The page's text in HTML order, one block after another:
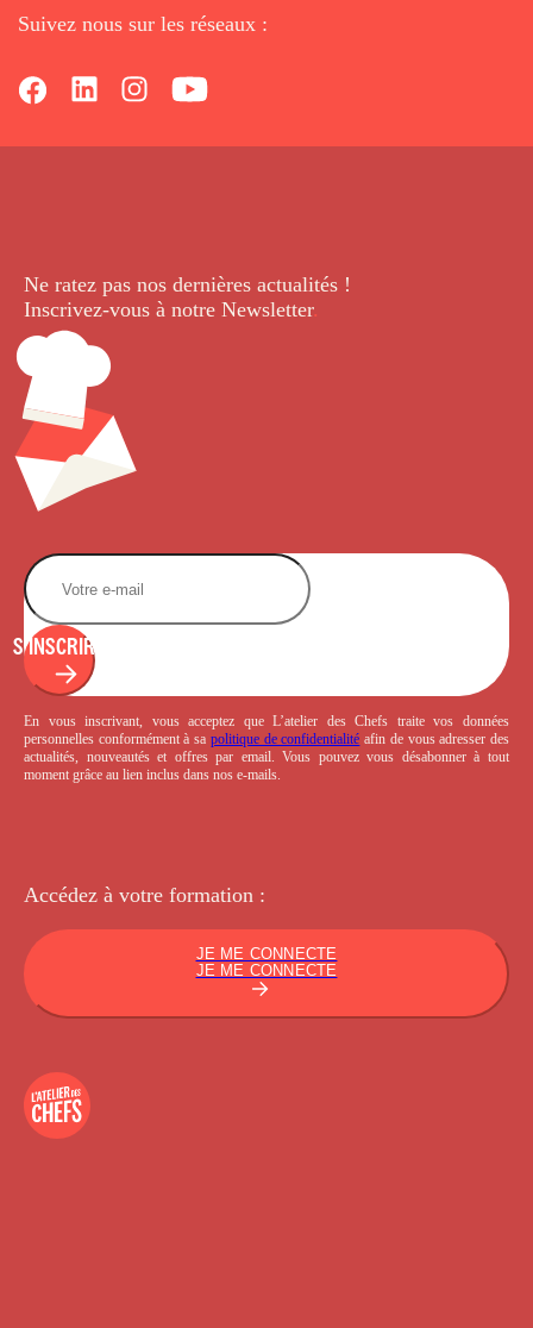
Suivez nous sur les réseaux :
Ne ratez pas nos dernières actualités !
Inscrivez-vous à notre Newsletter.
S'INSCRIRE
En vous inscrivant, vous acceptez que L’atelier des Chefs traite vos données
personnelles conformément à sa politique de confidentialité afin de vous adresser des
actualités, nouveautés et offres par email. Vous pouvez vous désabonner à tout
moment grâce au lien inclus dans nos e-mails.
Accédez à votre formation :
JE ME CONNECTE
JE ME CONNECTE